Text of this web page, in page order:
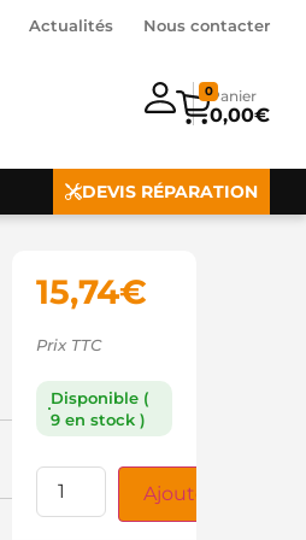
Actualités Nous contacter
0,00€
0
DEVIS RÉPARATION
15,74€
Prix TTC
Disponible (
9 en stock )
Ajouter au